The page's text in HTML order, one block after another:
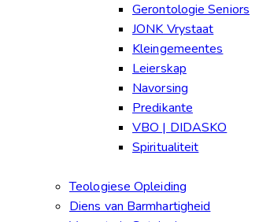
Gerontologie Seniors
JONK Vrystaat
Kleingemeentes
Leierskap
Navorsing
Predikante
VBO | DIDASKO
Spiritualiteit
Teologiese Opleiding
Diens van Barmhartigheid